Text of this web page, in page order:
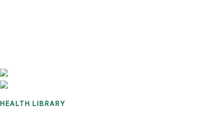
HEALTH LIBRARY